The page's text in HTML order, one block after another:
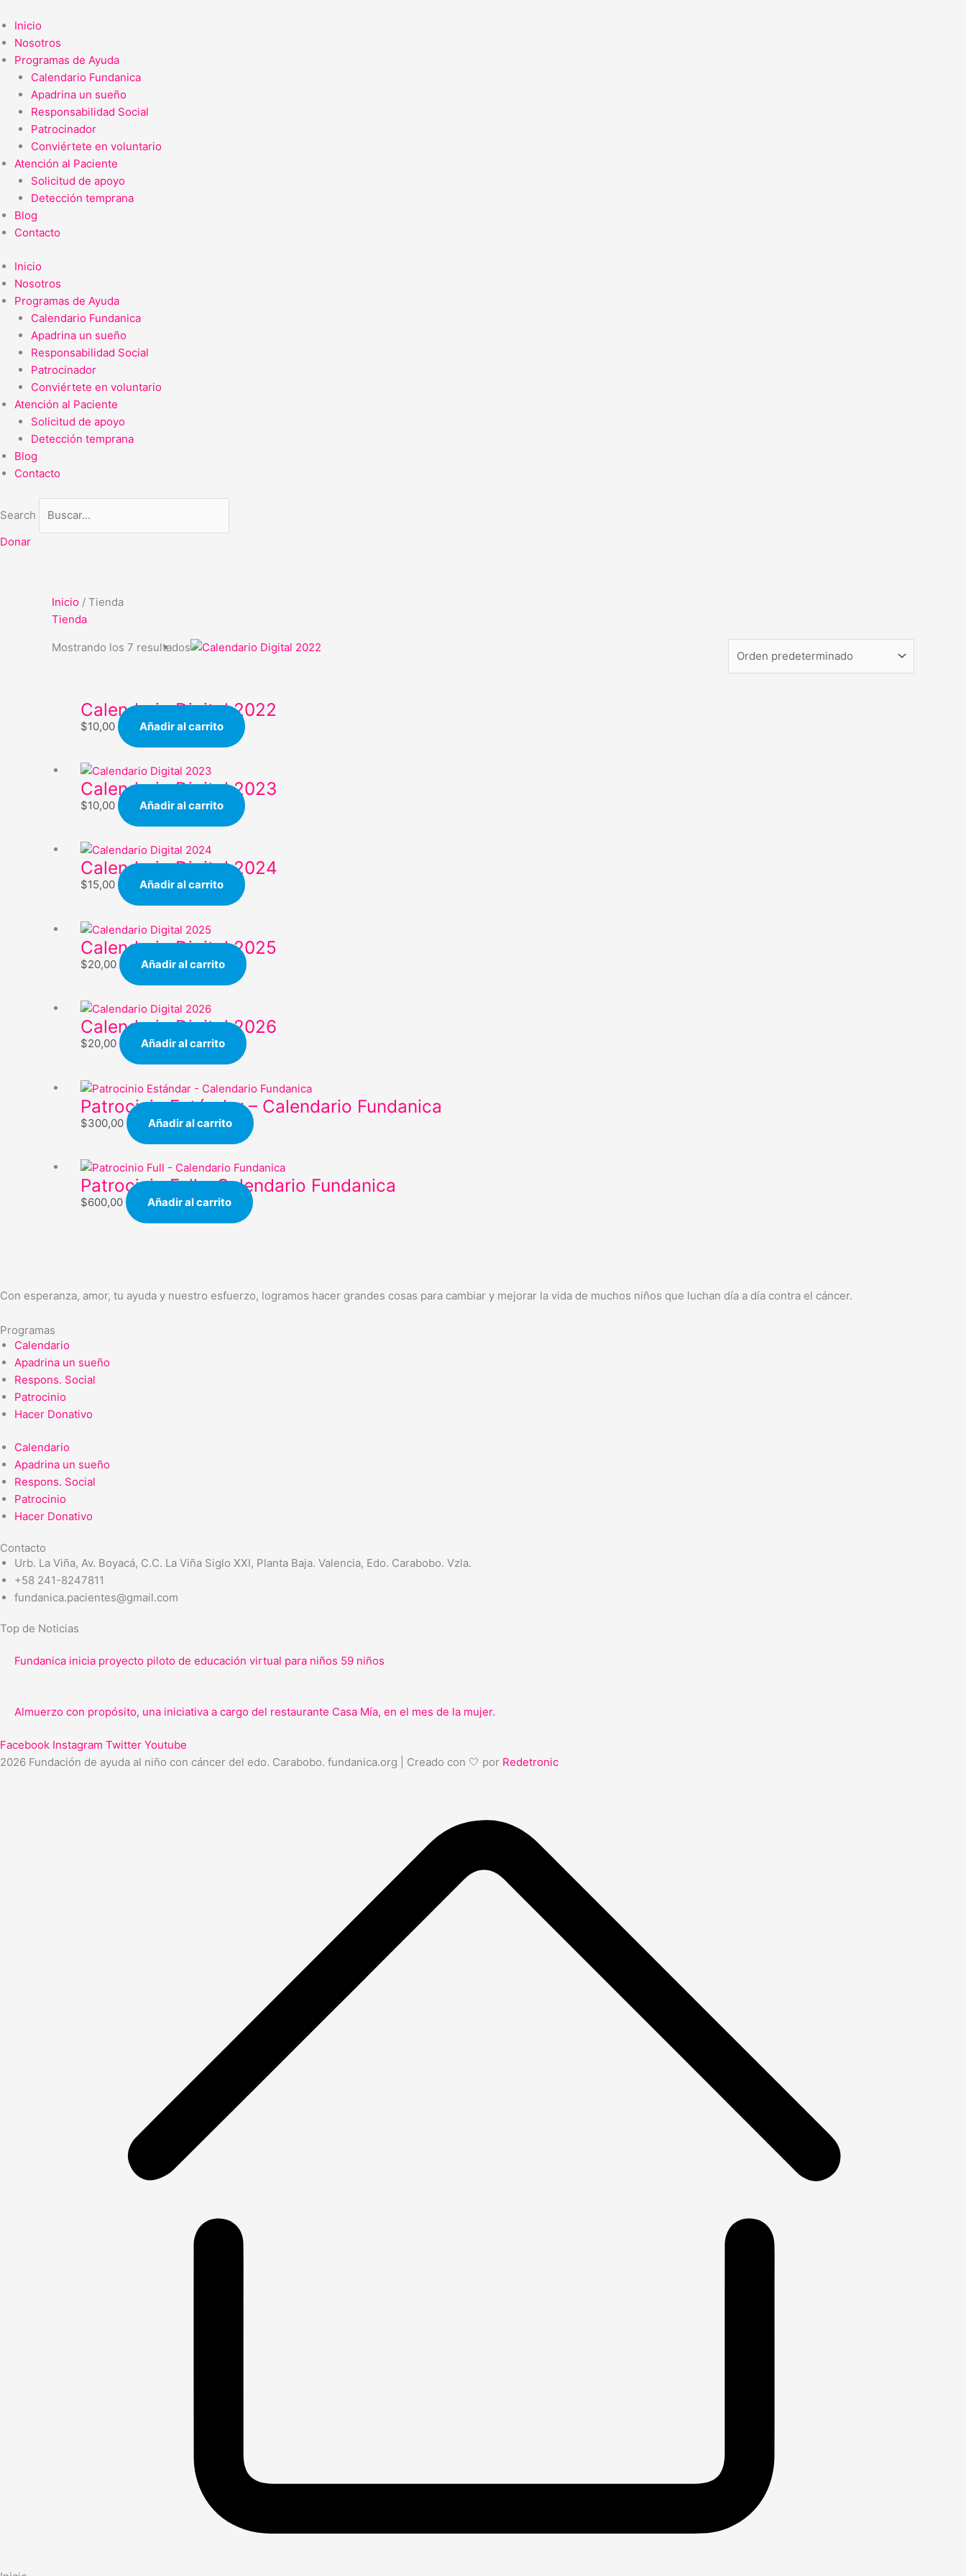
al
contenido
Inicio
Nosotros
Programas de Ayuda
Calendario Fundanica
Apadrina un sueño
Responsabilidad Social
Patrocinador
Conviértete en voluntario
Atención al Paciente
Solicitud de apoyo
Detección temprana
Blog
Contacto
Inicio
Nosotros
Programas de Ayuda
Calendario Fundanica
Apadrina un sueño
Responsabilidad Social
Patrocinador
Conviértete en voluntario
Atención al Paciente
Solicitud de apoyo
Detección temprana
Blog
Contacto
Search
Donar
Inicio / Tienda
Tienda
Mostrando los 7 resultados
Calendario Digital 2022
$10,00 Añadir al carrito
Calendario Digital 2023
$10,00 Añadir al carrito
Calendario Digital 2024
$15,00 Añadir al carrito
Calendario Digital 2025
$20,00 Añadir al carrito
Calendario Digital 2026
$20,00 Añadir al carrito
Patrocinio Estándar – Calendario Fundanica
$300,00 Añadir al carrito
Patrocinio Full – Calendario Fundanica
$600,00 Añadir al carrito
Con esperanza, amor, tu ayuda y nuestro esfuerzo, logramos hacer grandes cosas para cambiar y mejorar la vida de muchos niños que luchan día a día contra el cáncer.
Programas
Calendario
Apadrina un sueño
Respons. Social
Patrocinio
Hacer Donativo
Calendario
Apadrina un sueño
Respons. Social
Patrocinio
Hacer Donativo
Contacto
Urb. La Viña, Av. Boyacá, C.C. La Viña Siglo XXI, Planta Baja. Valencia, Edo. Carabobo. Vzla.
+58 241-8247811
fundanica.pacientes@gmail.com
Top de Noticias
Fundanica inicia proyecto piloto de educación virtual para niños 59 niños
Almuerzo con propósito, una iniciativa a cargo del restaurante Casa Mía, en el mes de la mujer.
Facebook Instagram Twitter Youtube
2026 Fundación de ayuda al niño con cáncer del edo. Carabobo. fundanica.org | Creado con 🤍 por Redetronic